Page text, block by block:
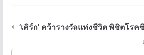
b e y
‘เคิร์ก’ คว้ารางวัลแห่งชีวิต พิชิตโร